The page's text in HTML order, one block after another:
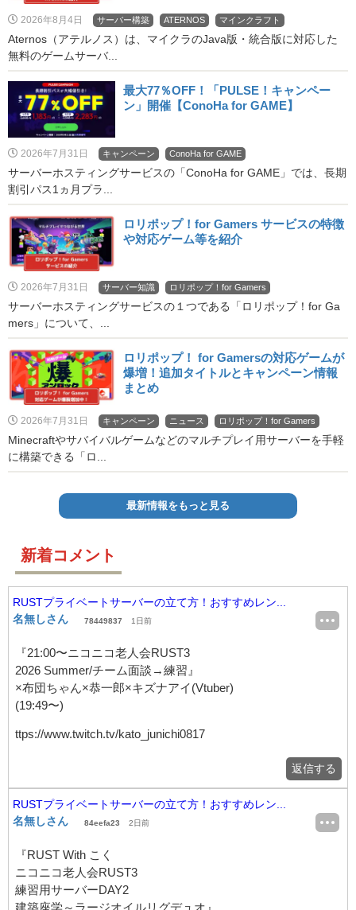
2026年8月4日 サーバー構築 ATERNOS マインクラフト
Aternos（アテルノス）は、マイクラのJava版・統合版に対応した
無料のゲームサーバ...
最大77％OFF！「PULSE！キャンペー
ン」開催【ConoHa for GAME】
2026年7月31日 キャンペーン ConoHa for GAME
サーバーホスティングサービスの「ConoHa for GAME」では、長期
割引パス1ヵ月プラ...
ロリポップ！for Gamers サービスの特徴
や対応ゲーム等を紹介
2026年7月31日 サーバー知識 ロリポップ！for Gamers
サーバーホスティングサービスの１つである「ロリポップ！for Ga
mers」について、...
ロリポップ！ for Gamersの対応ゲームが
爆増！追加タイトルとキャンペーン情報
まとめ
2026年7月31日 キャンペーン ニュース ロリポップ！for Gamers
Minecraftやサバイバルゲームなどのマルチプレイ用サーバーを手軽
に構築できる「ロ...
最新情報をもっと見る
新着コメント
RUSTプライベートサーバーの立て方！おすすめレン...
名無しさん
78449837 1日前
『21:00〜ニコニコ老人会RUST3
2026 Summer/チーム面談→練習』
×布団ちゃん×恭一郎×キズナアイ(Vtuber)
(19:49〜)
ttps://www.twitch.tv/kato_junichi0817
返信する
RUSTプライベートサーバーの立て方！おすすめレン...
名無しさん
84eefa23 2日前
『RUST With こく
ニコニコ老人会RUST3
練習用サーバーDAY2